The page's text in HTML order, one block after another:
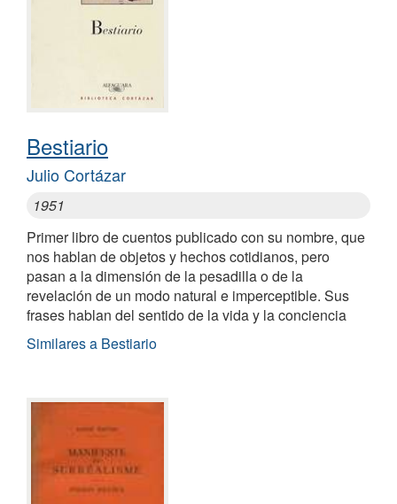
Bestiario
Julio Cortázar
1951
Primer libro de cuentos publicado con su nombre, que
nos hablan de objetos y hechos cotidianos, pero
pasan a la dimensión de la pesadilla o de la
revelación de un modo natural e imperceptible. Sus
frases hablan del sentido de la vida y la conciencia
Similares a Bestiario